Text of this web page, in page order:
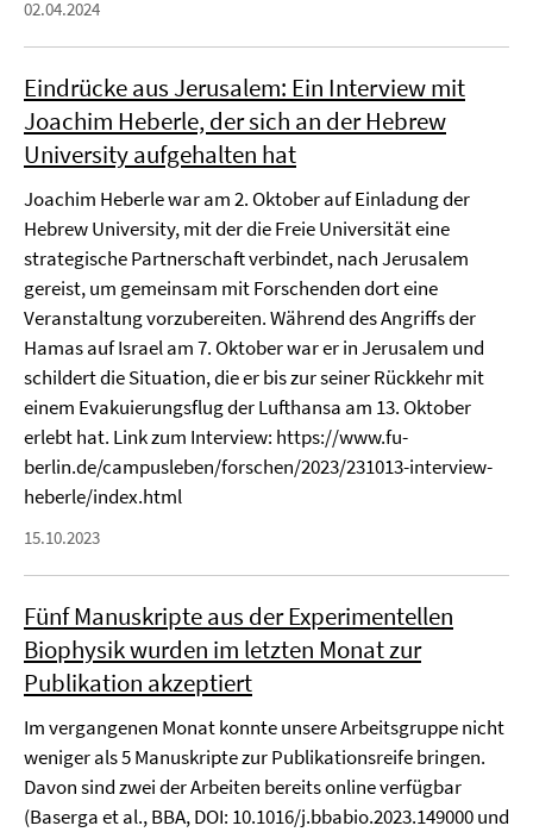
02.04.2024
Eindrücke aus Jerusalem: Ein Interview mit
Joachim Heberle, der sich an der Hebrew
University aufgehalten hat
Joachim Heberle war am 2. Oktober auf Einladung der
Hebrew University, mit der die Freie Universität eine
strategische Partnerschaft verbindet, nach Jerusalem
gereist, um gemeinsam mit Forschenden dort eine
Veranstaltung vorzubereiten. Während des Angriffs der
Hamas auf Israel am 7. Oktober war er in Jerusalem und
schildert die Situation, die er bis zur seiner Rückkehr mit
einem Evakuierungsflug der Lufthansa am 13. Oktober
erlebt hat. Link zum Interview: https://www.fu-
berlin.de/campusleben/forschen/2023/231013-interview-
heberle/index.html
15.10.2023
Fünf Manuskripte aus der Experimentellen
Biophysik wurden im letzten Monat zur
Publikation akzeptiert
Im vergangenen Monat konnte unsere Arbeitsgruppe nicht
weniger als 5 Manuskripte zur Publikationsreife bringen.
Davon sind zwei der Arbeiten bereits online verfügbar
(Baserga et al., BBA, DOI: 10.1016/j.bbabio.2023.149000 und